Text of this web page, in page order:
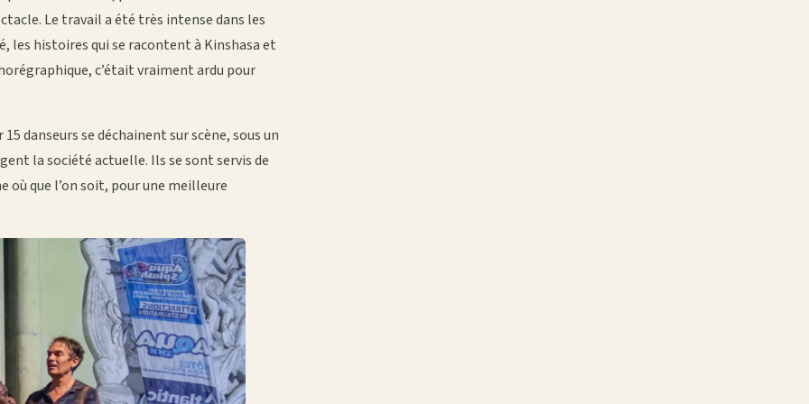
Le travail a été très intense dans les
histoires qui se racontent à Kinshasa et
c’était vraiment ardu pour
danseurs se déchainent sur scène, sous un
la société actuelle. Ils se sont servis de
où que l’on soit, pour une meilleure